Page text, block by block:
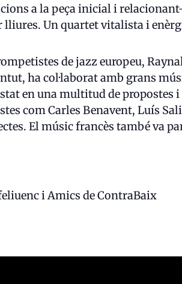
a la peça inicial i
Un quartet vitalista i
de jazz europeu,
ha col·laborat amb grans
en una multitud de
com Carles Benavent, Luís
El músic francès també va
i Amics de ContraBaix